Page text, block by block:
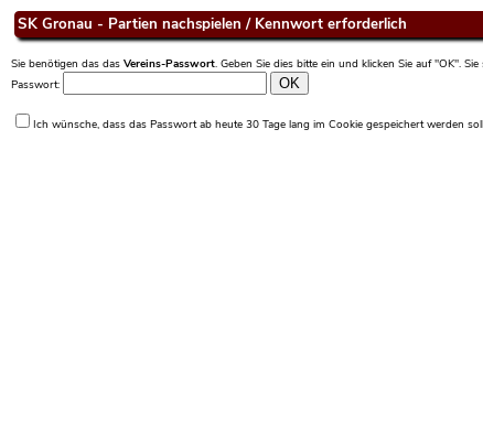
SK Gronau - Partien nachspielen / Kennwort erforderlich
Sie benötigen das das Vereins-Passwort. Geben Sie dies bitte ein und klicken Sie auf "OK".
Passwort:
Ich wünsche, dass das Passwort ab heute 30 Tage lang im Cookie gespeichert werden